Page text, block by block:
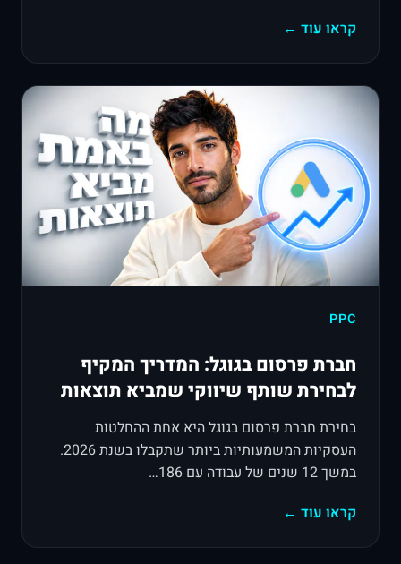
קראו עוד ←
PPC
חברת פרסום בגוגל: המדריך המקיף
לבחירת שותף שיווקי שמביא תוצאות
בחירת חברת פרסום בגוגל היא אחת ההחלטות
העסקיות המשמעותיות ביותר שתקבלו בשנת 2026.
במשך 12 שנים של עבודה עם 186…
קראו עוד ←